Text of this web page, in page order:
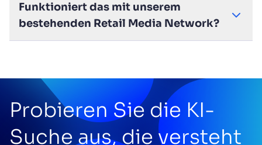
Funktioniert das mit unserem
bestehenden Retail Media Network?
Probieren Sie die KI-
Suche aus, die versteht